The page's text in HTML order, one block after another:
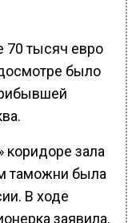
тысяч евро
было
коридоре зала
таможни была
В ходе
заявила,